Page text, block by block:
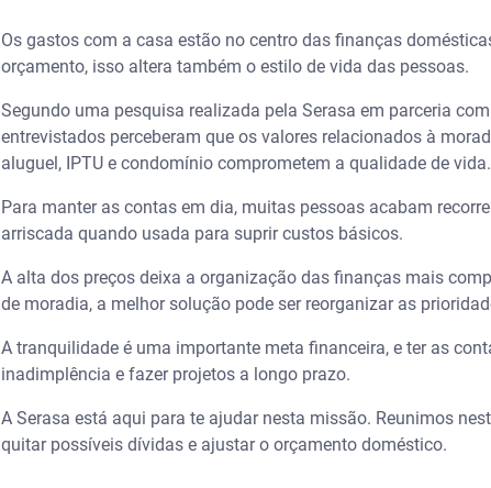
Principais despesas de moradia
O peso da falta de planejamento
A importância de considerar os imprevistos
Crédito consciente x endividamento
Faça um levantamento
Classifique os gastos
Use ferramentas
Os gastos com a casa estão no centro das finanças
orçamento, isso altera também o estilo de vida das pessoas.
Segundo uma pesquisa realizada pela Serasa em parceria
entrevistados perceberam que os valores relacionados à
aluguel, IPTU e condomínio comprometem a qualidade de vida.
Para manter as contas em dia, muitas pessoas acabam
arriscada quando usada para suprir custos básicos.
A alta dos preços deixa a organização das finanças mais
de moradia, a melhor solução pode ser reorganizar as
A tranquilidade é uma importante meta financeira, e ter as
inadimplência e fazer projetos a longo prazo.
A Serasa está aqui para te ajudar nesta missão. Reunimos
quitar possíveis dívidas e ajustar o orçamento doméstico.